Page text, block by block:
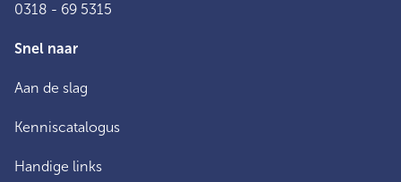
0318 - 69 5315
Snel naar
Aan de slag
Kenniscatalogus
Handige links